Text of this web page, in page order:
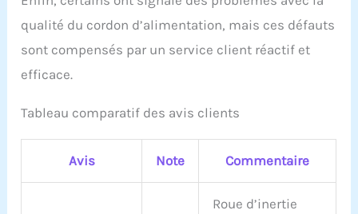
qualité du cordon d’alimentation, mais ces défauts
sont compensés par un service client réactif et
efficace.
Tableau comparatif des avis clients
Avis Note Commentaire
Roue d’inertie